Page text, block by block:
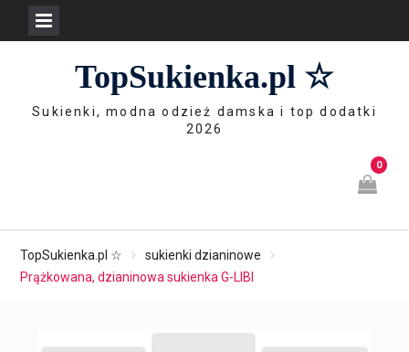
TopSukienka.pl ☆
Sukienki, modna odzież damska i top dodatki
2026
0
TopSukienka.pl ☆
sukienki dzianinowe
Prążkowana, dzianinowa sukienka G-LIBI